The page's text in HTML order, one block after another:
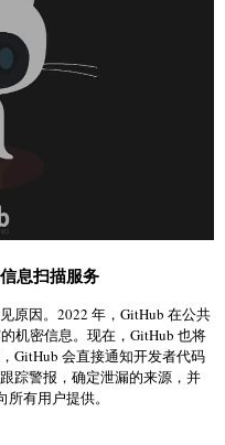
息扫描服务
原因。2022 年，GitHub 在公共
机密信息。现在，GitHub 也将
GitHub 会直接通知开发者代码
踪警报，确定泄漏的来源，并
有用户提供。